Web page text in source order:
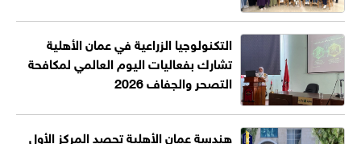
التكنولوجيا الزراعية في عمان الأهلية
تشارك بفعاليات اليوم العالمي لمكافحة
التصحر والجفاف 2026
هندسة عمان الأهلية تحصد المركز الأول